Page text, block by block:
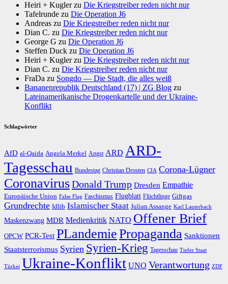
Heiri + Kuglerzu Die Kriegstreiber reden nicht nur
Tafelrunde zu Die Operation J6
Andreas zu Die Kriegstreiber reden nicht nur
Dian C. zu Die Kriegstreiber reden nicht nur
George G zu Die Operation J6
Steffen Duck zu Die Operation J6
Heiri + Kuglerzu Die Kriegstreiber reden nicht nur
Dian C. zu Die Kriegstreiber reden nicht nur
FraDa zu Songdo — Die Stadt, die alles weiß
Bananenrepublik Deutschland (17) | ZG Blog zu
Lateinamerikanische Drogenkartelle und der Ukraine-
Konflikt
Schlagwörter
AfD al-Qaida Angela Merkel Angst ARD ARD-
Tagesschau Bundestag Christian Drosten CIA Corona-Lügner
CoronavirusDonald Trump Dresden Empathie
Europäische Union False Flag Faschismus Flugblatt Flüchtlinge Giftgas
Grundrechte Idlib Islamischer Staat Julian Assange Karl Lauterbach
Maskenzwang MDR Medienkritik NATO Offener Brief
OPCW PCR-Test PLandemiePropaganda Sanktionen
Staatsterrorismus Syrien Syrien-Krieg Tagesschau Tiefer Staat
Türkei Ukraine-Konflikt UNO Verantwortung ZDF